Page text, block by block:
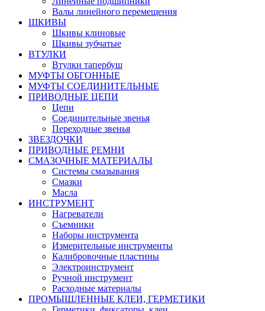
Валы линейного перемещения
ШКИВЫ
Шкивы клиновые
Шкивы зубчатые
ВТУЛКИ
Втулки тапербуш
МУФТЫ ОБГОННЫЕ
МУФТЫ СОЕДИНИТЕЛЬНЫЕ
ПРИВОДНЫЕ ЦЕПИ
Цепи
Соединительные звенья
Переходные звенья
ЗВЕЗДОЧКИ
ПРИВОДНЫЕ РЕМНИ
СМАЗОЧНЫЕ МАТЕРИАЛЫ
Системы смазывания
Смазки
Масла
ИНСТРУМЕНТ
Нагреватели
Съемники
Наборы инструмента
Измерительные инструменты
Калибровочные пластины
Электроинструмент
Ручной инструмент
Расходные материалы
ПРОМЫШЛЕННЫЕ КЛЕИ, ГЕРМЕТИКИ